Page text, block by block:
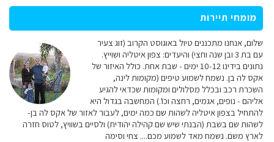
מומחי תיירות
שלום, אנחנו מתכננים טיול באוגוסט הקרוב (זוג צעיר
עם בת 3 ובן שנה וחצי) והיעדים: צפון איטליה ושוייץ.
נתונים בידינו 10-12 ימים - שבת אחת. כולל האיזור של
אקס לה בן. נשמח לשמוע טיפים (מקומות לינה,
השכרת רכב ובכלל מסלולים ומקומות שכדאי להגיע
אליהם - נופים, אגמים, רחצה וכו'.) המחשבה בגדול היא
להתחיל בצפון איטליה לשהות שם כמה ימים, לעבור לאזור של אקס לה בן-
לשהות שם בשבת (הבנתי שיש שם קהילה יהודית) ולסיים בשוויץ, לטוס חזרה
לארץ משם. נשמח מאד לשמוע מכם.... צחי וסימה